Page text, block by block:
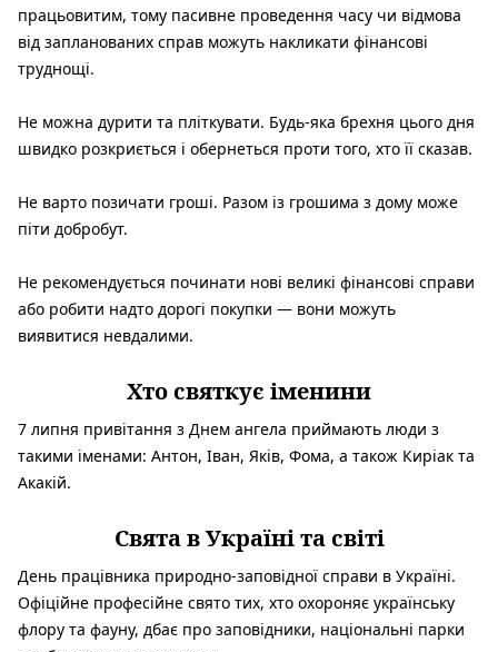
працьовитим, тому пасивне проведення часу чи відмова
від запланованих справ можуть накликати фінансові
труднощі.
Не можна дурити та пліткувати. Будь-яка брехня цього дня
швидко розкриється і обернеться проти того, хто її сказав.
Не варто позичати гроші. Разом із грошима з дому може
піти добробут.
Не рекомендується починати нові великі фінансові справи
або робити надто дорогі покупки — вони можуть
виявитися невдалими.
Хто святкує іменини
7 липня привітання з Днем ангела приймають люди з
такими іменами: Антон, Іван, Яків, Фома, а також Киріак та
Акакій.
Свята в Україні та світі
День працівника природно-заповідної справи в Україні.
Офіційне професійне свято тих, хто охороняє українську
флору та фауну, дбає про заповідники, національні парки